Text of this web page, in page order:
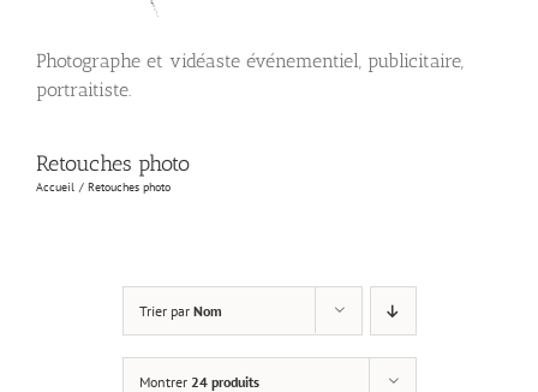
Photographe et vidéaste événementiel, publicitaire,
portraitiste.
Retouches photo
Accueil Retouches photo
Trier par Nom
Montrer 24 produits